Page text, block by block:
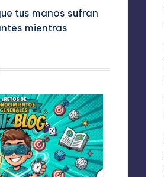
tus manos sufran
mientras